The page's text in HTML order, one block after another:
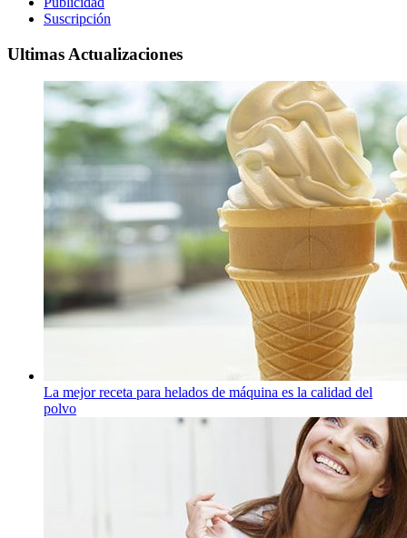
Suscripción
Ultimas Actualizaciones
La mejor receta para helados de máquina es la calidad del
polvo